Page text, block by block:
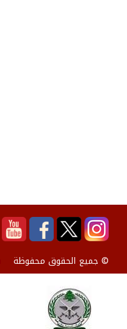
© جميع الحقوق محفوظة